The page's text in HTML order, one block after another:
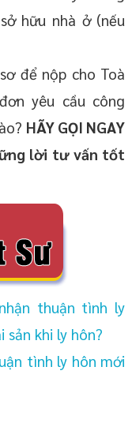
hữu nhà ở (nếu
để nộp cho Toà
yêu cầu công
HÃY GỌI NGAY
lời tư vấn tốt
thuận tình ly
khi ly hôn?
tình ly hôn mới